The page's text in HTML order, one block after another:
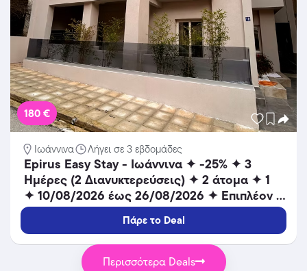
180 €
Ιωάννινα Λήγει σε 3 εβδομάδες
Epirus Easy Stay - Ιωάννινα ✦ -25% ✦ 3
Ημέρες (2 Διανυκτερεύσεις) ✦ 2 άτομα ✦ 1
✦ 10/08/2026 έως 26/08/2026 ✦ Επιπλέον 1
Διανυκτέρευση ΔΩΡΟ και ΕΠΙΠΛΕΟΝ έως
Πάρε το Deal
Περισσότερα Deals